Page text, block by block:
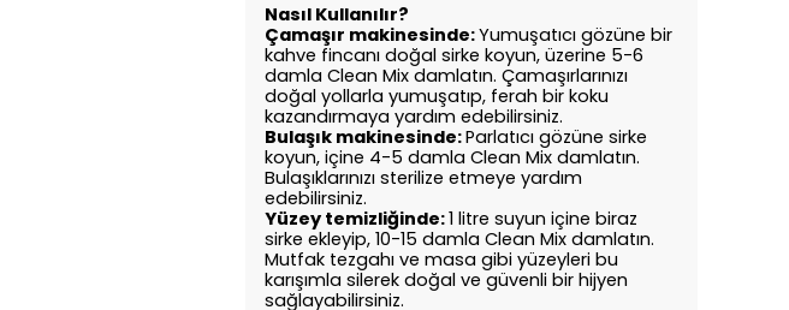
Nasıl Kullanılır?
Çamaşır makinesinde:Yumuşatıcı gözüne bir
kahve fincanı doğal sirke koyun, üzerine 5-6
damla Clean Mix damlatın. Çamaşırlarınızı
doğal yollarla yumuşatıp, ferah bir koku
kazandırmaya yardım edebilirsiniz.
Bulaşık makinesinde:Parlatıcı gözüne sirke
koyun, içine 4-5 damla Clean Mix damlatın.
Bulaşıklarınızı sterilize etmeye yardım
edebilirsiniz.
Yüzey temizliğinde:1 litre suyun içine biraz
sirke ekleyip, 10-15 damla Clean Mix damlatın.
Mutfak tezgahı ve masa gibi yüzeyleri bu
karışımla silerek doğal ve güvenli bir hijyen
sağlayabilirsiniz.